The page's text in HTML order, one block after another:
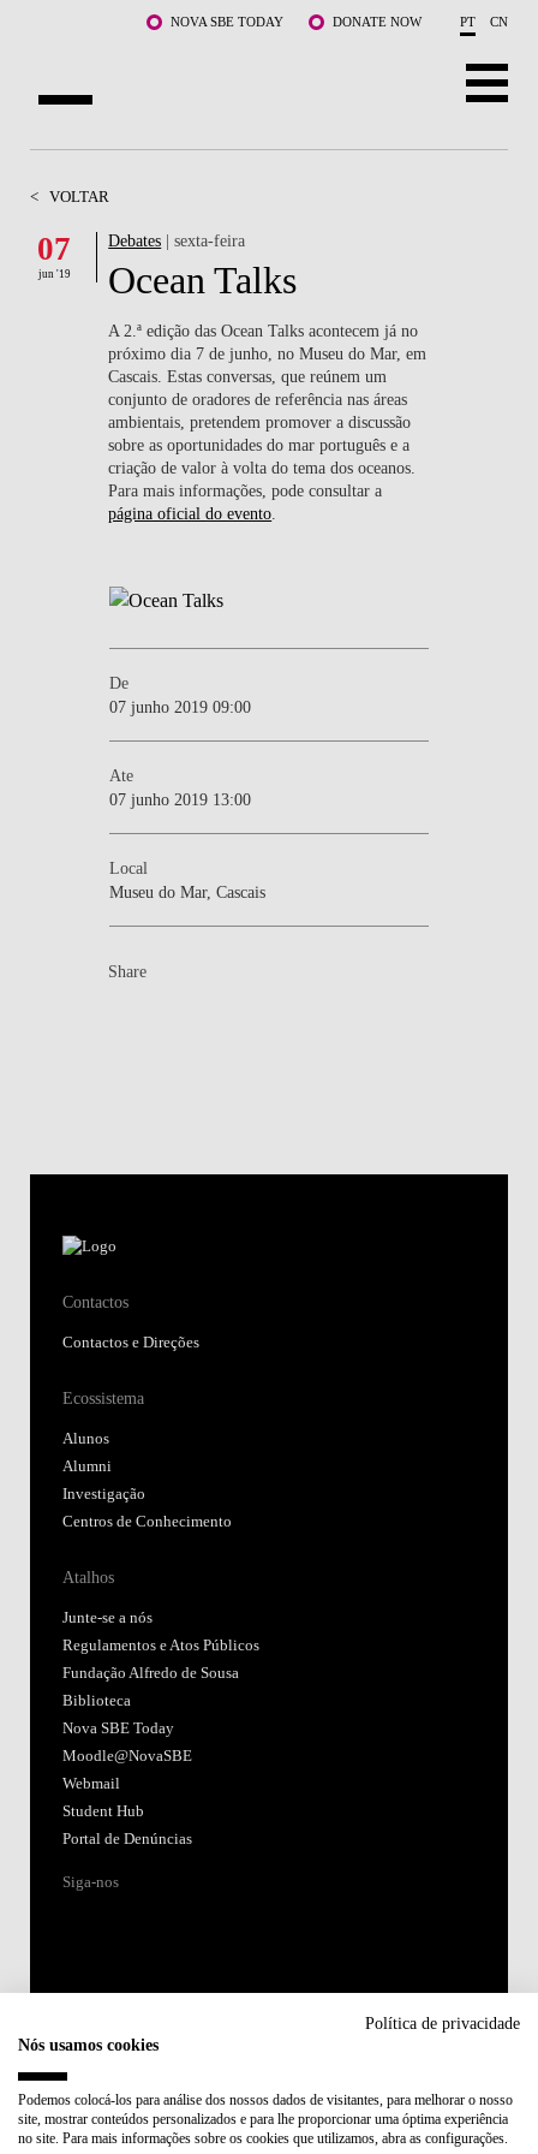
Saltar para o conteúdo principalNOVA SBE TODAY DONATE NOW PT CN
DOCENTES E INVESTIGAÇÃO
COMUNIDADE
LIFE AT NOVA SBE
WHAT'S HAPPENING
< VOLTAR
07
jun '19
Debates | sexta-feira
Ocean Talks
A 2.ª edição das Ocean Talks acontecem já no
próximo dia 7 de junho, no Museu do Mar, em
Cascais. Estas conversas, que reúnem um
conjunto de oradores de referência nas áreas
ambientais, pretendem promover a discussão
sobre as oportunidades do mar português e a
criação de valor à volta do tema dos oceanos.
Para mais informações, pode consultar a
página oficial do evento
De
07 junho 2019 09:00
Ate
07 junho 2019 13:00
Local
Museu do Mar, Cascais
Share
Contactos
Contactos e Direções
Ecossistema
Alunos
Alumni
Investigação
Centros de Conhecimento
Atalhos
Junte-se a nós
Regulamentos e Atos Públicos
Fundação Alfredo de Sousa
Biblioteca
Nova SBE Today
Moodle@NovaSBE
Webmail
Student Hub
Portal de Denúncias
Siga-nos
Membro de:
Política de privacidade
Nós usamos cookies
Podemos colocá-los para análise dos nossos dados de visitantes, para melhorar o nosso
site, mostrar conteúdos personalizados e para lhe proporcionar uma óptima experiência
no site. Para mais informações sobre os cookies que utilizamos, abra as configurações.